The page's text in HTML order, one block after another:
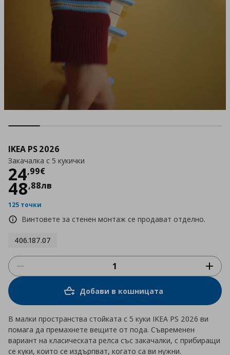
IKEA PS 2026
Закачалка с 5 кукички
24,99€
Цена
48,88лв
125 точки
Винтовете за стенен монтаж се продават отделно.
406.187.07
Добави в кошницата
В малки пространства стойката с 5 куки IKEA PS 2026 ви
помага да премахнете вещите от пода. Съвременен
вариант на класическата релса със закачалки, с прибиращи
се куки, които се издърпват, когато са ви нужни.